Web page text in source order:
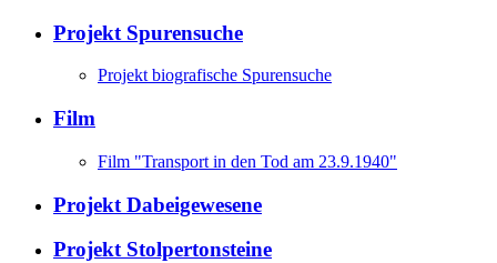
Projekt Spurensuche
Projekt biografische Spurensuche
Film
Film "Transport in den Tod am 23.9.1940"
Projekt Dabeigewesene
Projekt Stolpertonsteine